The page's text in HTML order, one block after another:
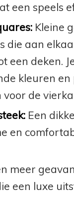
een speels
Kleine
die aan
een deken.
kleuren
de
Een
en
meer
een luxe